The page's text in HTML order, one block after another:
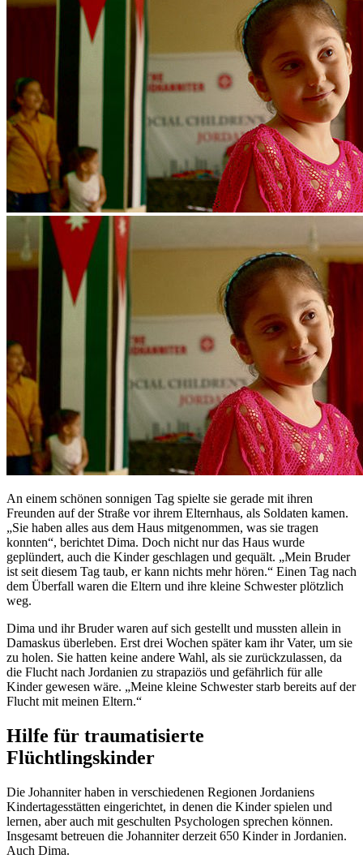
An einem schönen sonnigen Tag spielte sie gerade mit ihren
Freunden auf der Straße vor ihrem Elternhaus, als Soldaten kamen.
„Sie haben alles aus dem Haus mitgenommen, was sie tragen
konnten“, berichtet Dima. Doch nicht nur das Haus wurde
geplündert, auch die Kinder geschlagen und gequält. „Mein Bruder
ist seit diesem Tag taub, er kann nichts mehr hören.“ Einen Tag nach
dem Überfall waren die Eltern und ihre kleine Schwester plötzlich
weg.
Dima und ihr Bruder waren auf sich gestellt und mussten allein in
Damaskus überleben. Erst drei Wochen später kam ihr Vater, um sie
zu holen. Sie hatten keine andere Wahl, als sie zurückzulassen, da
die Flucht nach Jordanien zu strapaziös und gefährlich für alle
Kinder gewesen wäre. „Meine kleine Schwester starb bereits auf der
Flucht mit meinen Eltern.“
Hilfe für traumatisierte
Flüchtlingskinder
Die Johanniter haben in verschiedenen Regionen Jordaniens
Kindertagesstätten eingerichtet, in denen die Kinder spielen und
lernen, aber auch mit geschulten Psychologen sprechen können.
Insgesamt betreuen die Johanniter derzeit 650 Kinder in Jordanien.
Auch Dima.